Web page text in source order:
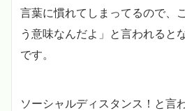
言葉に慣れてしまってるので、
う意味なんだよ」と言われると
です。
ソーシャルディスタンス！と言